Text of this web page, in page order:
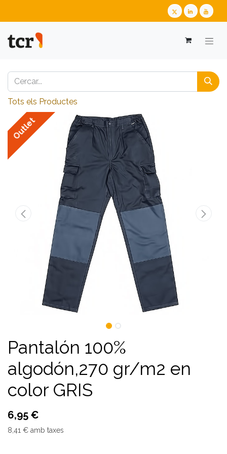
Tots els Productes
Outlet
Pantalón 100%
algodón,270 gr/m2 en
color GRIS
6,95 €
8,41 € amb taxes